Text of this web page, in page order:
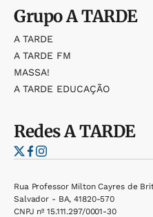
GrupoA TARDE
A TARDE
A TARDE FM
MASSA!
A TARDE EDUCAÇÃO
RedesA TARDE
Rua Professor Milton Cayres de
Salvador - BA, 41820-570
CNPJ nº 15.111.297/0001-30